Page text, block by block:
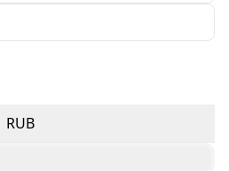
RUB